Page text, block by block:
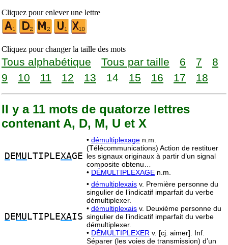
Cliquez pour enlever une lettre
Cliquez pour changer la taille des mots
Tous alphabétique Tous par taille 6 7
8
9
10 11 12 13 14 15 16 17 18
Il y a 11 mots de quatorze lettres
contenant A, D, M, U et X
D EMU LTIPLEXAGE
• démultiplexage n.m.
(Télécommunications) Action de restituer
les signaux originaux à partir d’un signal
composite obtenu…
• DÉMULTIPLEXAGE n.m.
D EMU LTIPLEXAIS
• démultiplexais v. Première personne du
singulier de l’indicatif imparfait du verbe
démultiplexer.
• démultiplexais v. Deuxième personne du
singulier de l’indicatif imparfait du verbe
démultiplexer.
• DÉMULTIPLEXER v. [cj. aimer]. Inf.
Séparer (les voies de transmission) d’un